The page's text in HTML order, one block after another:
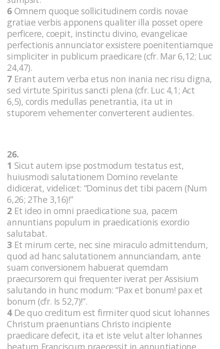
6 Omnem quoque sollicitudinem cordis novae
gratiae verbis apponens qualiter illa posset opere
perficere, coepit, instinctu divino, evangelicae
perfectionis annunciator exsistere poenitentiamque
simpliciter in publicum praedicare (cfr. Mar 6,12; Luc
24,47).
7 Erant autem verba etus non inania nec risu digna,
sed virtute Spiritus sancti plena (cfr. Luc 4,1; Act
6,5), cordis medullas penetrantia, ita ut in
stuporem vehementer converterent audientes.
26.
1 Sicut autem ipse postmodum testatus est,
huiusmodi salutationem Domino revelante
didicerat, videlicet: “Dominus det tibi pacem (Num
6,26; 2The 3,16)!”
2 Et ideo in omni praedicatione sua, pacem
annuntians populum in praedicationis exordio
salutabat.
3 Et mirum certe, nec sine miraculo admittendum,
quod ad hanc salutationem annunciandam, ante
suam conversionem habuerat quemdam
praecursorem qui frequenter iverat per Assisium
salutando in hunc modum: “Pax et bonum! pax et
bonum (cfr. Is 52,7)!”.
4De quo creditum est firmiter quod sicut Iohannes
Christum praenuntians Christo incipiente
praedicare defecit, ita et iste velut alter Iohannes